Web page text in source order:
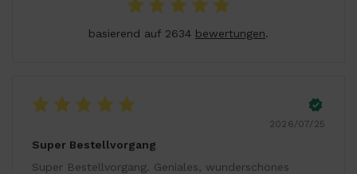
basierend auf 2634 bewertungen.
2026/07/25
Super Bestellvorgang
Super Bestellvorgang. Geniales, wunderschönes